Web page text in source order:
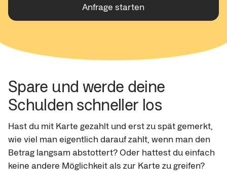
Anfrage starten
Spare und werde deine
Schulden schneller los
Hast du mit Karte gezahlt und erst zu spät gemerkt,
wie viel man eigentlich darauf zahlt, wenn man den
Betrag langsam abstottert? Oder hattest du einfach
keine andere Möglichkeit als zur Karte zu greifen?